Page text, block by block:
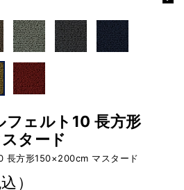
ェルト10 長方形
タード
長方形150×200cm マスタード
）